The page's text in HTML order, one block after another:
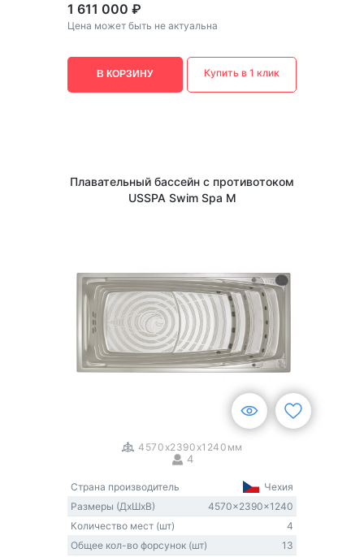
1 611 000 ₽
Цена может быть не актуальна
В КОРЗИНУ Купить в 1 клик
Плавательный бассейн с противотоком
USSPA Swim Spa M
4570x2390x1240мм
4
Страна производитель
Чехия
Размеры (ДxШxВ)
4570x2390x1240
Количество мест (шт)
4
Общее кол-во форсунок (шт)
13